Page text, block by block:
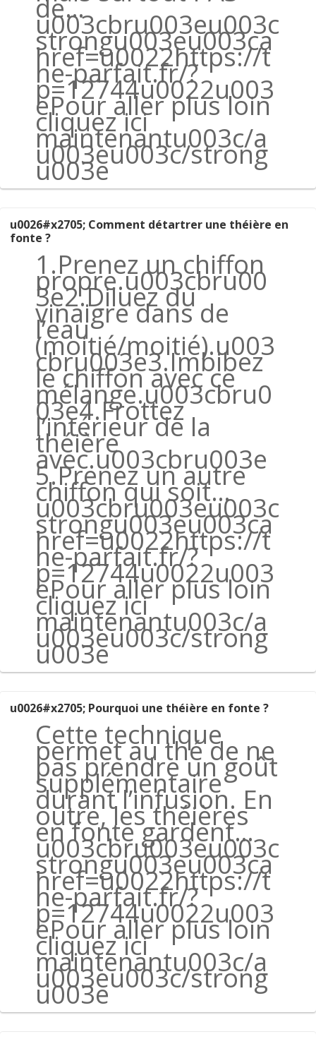
de…
u003cbru003eu003c
strongu003eu003ca
href=u0022https://t
he-parfait.fr/?
p=12744u0022u003
ePour aller plus loin
cliquez ici
maintenantu003c/a
u003eu003c/strong
u003e
u0026#x2705; Comment détartrer une théière en
fonte ?
1.Prenez un chiffon
propre.u003cbru00
3e2.Diluez du
vinaigre dans de
l’eau
(moitié/moitié).u003
cbru003e3.Imbibez
le chiffon avec ce
mélange.u003cbru0
03e4.Frottez
l’intérieur de la
théière
avec.u003cbru003e
5.Prenez un autre
chiffon qui soit…
u003cbru003eu003c
strongu003eu003ca
href=u0022https://t
he-parfait.fr/?
p=12744u0022u003
ePour aller plus loin
cliquez ici
maintenantu003c/a
u003eu003c/strong
u003e
u0026#x2705; Pourquoi une théière en fonte ?
Cette technique
permet au thé de ne
pas prendre un goût
supplémentaire
durant l’infusion. En
outre, les théières
en fonte gardent…
u003cbru003eu003c
strongu003eu003ca
href=u0022https://t
he-parfait.fr/?
p=12744u0022u003
ePour aller plus loin
cliquez ici
maintenantu003c/a
u003eu003c/strong
u003e